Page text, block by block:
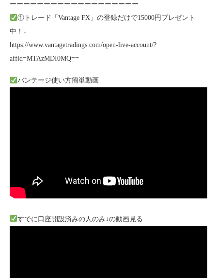
ーーーーーーーーーーーーーーーーーーー
①トレード「Vantage FX」の登録だけで15000円プレゼント
中！↓
https://www.vantagetradings.com/open-live-account/?
affid=MTAzMDI0MQ==
バンテージ使い方簡単動画
すでに口座開設済みの人のみ↓の動画見る